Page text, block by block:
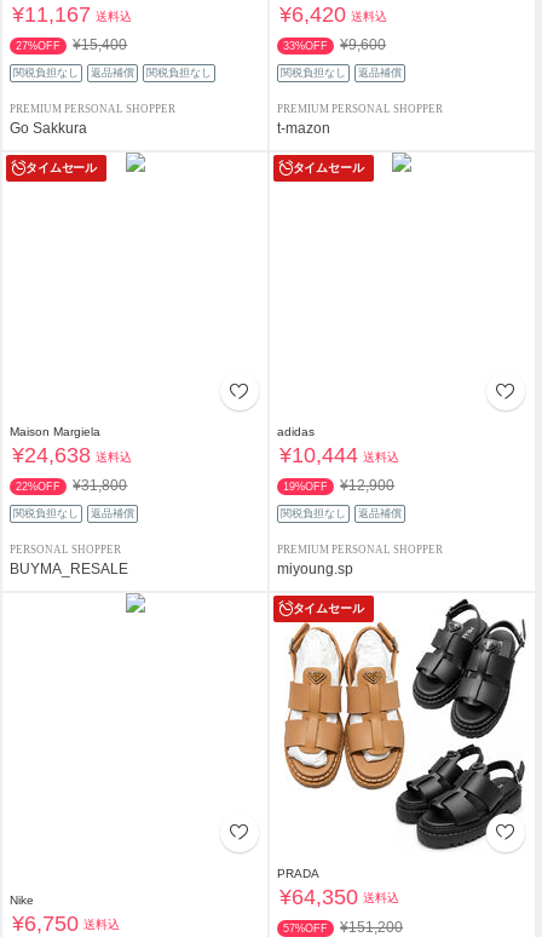
¥11,167 送料込
27%OFF ¥15,400
関税負担なし 返品補償 関税負担なし
PREMIUM PERSONAL SHOPPER
Go Sakkura
¥6,420 送料込
33%OFF ¥9,600
関税負担なし 返品補償
PREMIUM PERSONAL SHOPPER
t-mazon
タイムセール
Maison Margiela
¥24,638 送料込
22%OFF ¥31,800
関税負担なし 返品補償
PERSONAL SHOPPER
BUYMA_RESALE
タイムセール
adidas
¥10,444 送料込
19%OFF ¥12,900
関税負担なし 返品補償
PREMIUM PERSONAL SHOPPER
miyoung.sp
Nike
¥6,750 送料込
タイムセール
PRADA
¥64,350 送料込
57%OFF ¥151,200